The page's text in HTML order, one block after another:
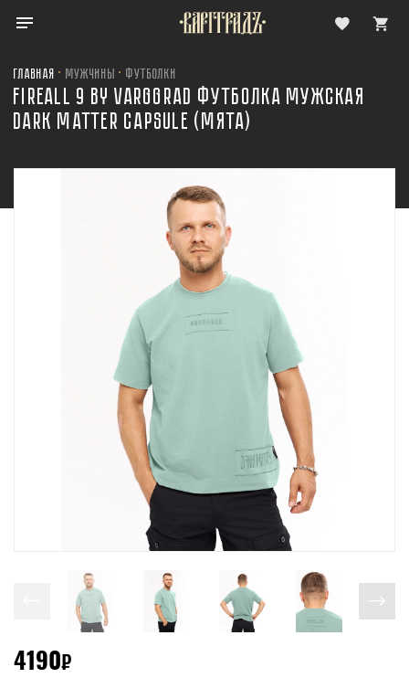
Главная Мужчины Футболки
FIREALL 9 BY VARGGRAD ФУТБОЛКА МУЖСКАЯ
DARK MATTER CAPSULE (МЯТА)
4190